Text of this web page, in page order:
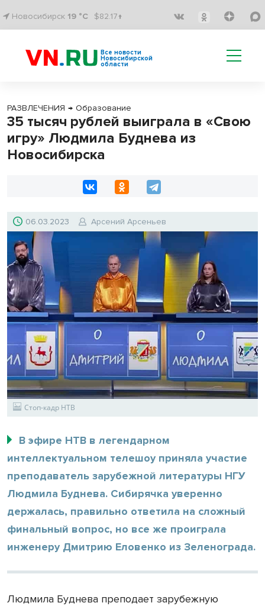
Новосибирск 19 °C $82.17↑
Все новости
Новосибирской
области
РАЗВЛЕЧЕНИЯ → Образование
35 тысяч рублей выиграла в «Свою
игру» Людмила Буднева из
Новосибирска
06.03.2023 Арсений Арсеньев
Стоп-кадр НТВ
В эфире НТВ в легендарном
интеллектуальном телешоу приняла участие
преподаватель зарубежной литературы НГУ
Людмила Буднева. Сибирячка уверенно
держалась, правильно ответила на сложный
финальный вопрос, но все же проиграла
инженеру Дмитрию Еловенко из Зеленограда.
Людмила Буднева преподает зарубежную